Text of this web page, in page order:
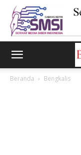
Beranda Bengkalis